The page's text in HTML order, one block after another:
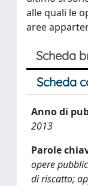
alle quali le
aree
Scheda
Scheda
Anno di
2013
Parole
opere
di riscatto;